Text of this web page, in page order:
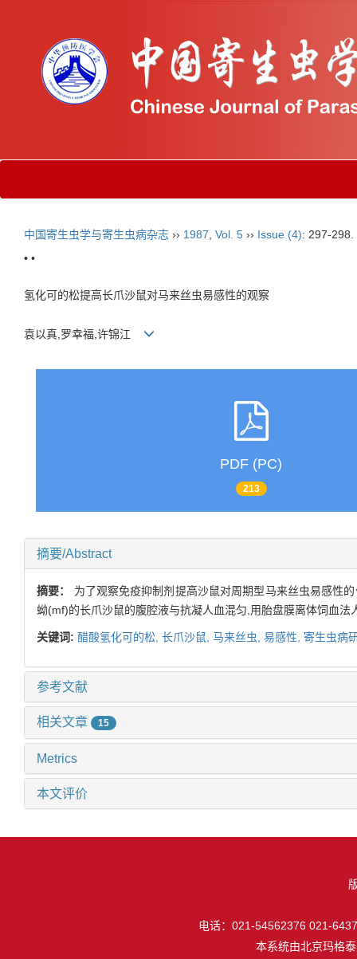
中国寄生虫学与寄生虫病杂志 ›› 1987 Vol. 5 ›› Issue (4): 297-298.
• •
氢化可的松提高长爪沙鼠对马来丝虫易感性的观察
袁以真,罗幸福,许锦江
PDF (PC)
213
摘要/Abstract
摘要： 为了观察免疫抑制剂提高沙鼠对周期型马来丝虫易感性
蚴(mf)的长爪沙鼠的腹腔液与抗凝人血混匀,用胎盘膜离体饲血法
关键词: 醋酸氢化可的松, 长爪沙鼠, 马来丝虫, 易感性, 寄生虫病
参考文献
相关文章 15
Metrics
本文评价
电话：021-54562376 021-
本系统由北京玛格